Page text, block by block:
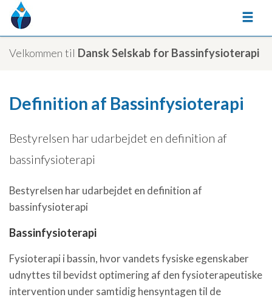
Velkommen til Dansk Selskab for Bassinfysioterapi
Definition af Bassinfysioterapi
Bestyrelsen har udarbejdet en definition af
bassinfysioterapi
Bestyrelsen har udarbejdet en definition af
bassinfysioterapi
Bassinfysioterapi
Fysioterapi i bassin, hvor vandets fysiske egenskaber
udnyttes til bevidst optimering af den fysioterapeutiske
intervention under samtidig hensyntagen til de